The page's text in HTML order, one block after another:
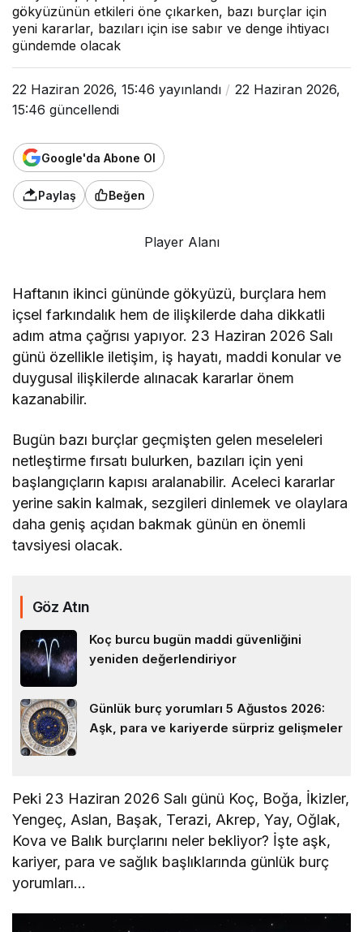
gökyüzünün etkileri öne çıkarken, bazı burçlar için
yeni kararlar, bazıları için ise sabır ve denge ihtiyacı
gündemde olacak
22 Haziran 2026, 15:46 yayınlandı
22 Haziran 2026,
15:46 güncellendi
Google'da Abone Ol
Paylaş Beğen
Player Alanı
Haftanın ikinci gününde gökyüzü, burçlara hem
içsel farkındalık hem de ilişkilerde daha dikkatli
adım atma çağrısı yapıyor. 23 Haziran 2026 Salı
günü özellikle iletişim, iş hayatı, maddi konular ve
duygusal ilişkilerde alınacak kararlar önem
kazanabilir.
Bugün bazı burçlar geçmişten gelen meseleleri
netleştirme fırsatı bulurken, bazıları için yeni
başlangıçların kapısı aralanabilir. Aceleci kararlar
yerine sakin kalmak, sezgileri dinlemek ve olaylara
daha geniş açıdan bakmak günün en önemli
tavsiyesi olacak.
Göz Atın
Koç burcu bugün maddi güvenliğini
yeniden değerlendiriyor
Günlük burç yorumları 5 Ağustos 2026:
Aşk, para ve kariyerde sürpriz gelişmeler
Peki 23 Haziran 2026 Salı günü Koç, Boğa, İkizler,
Yengeç, Aslan, Başak, Terazi, Akrep, Yay, Oğlak,
Kova ve Balık burçlarını neler bekliyor? İşte aşk,
kariyer, para ve sağlık başlıklarında günlük burç
yorumları…